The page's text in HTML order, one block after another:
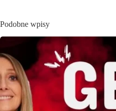
Podobne wpisy